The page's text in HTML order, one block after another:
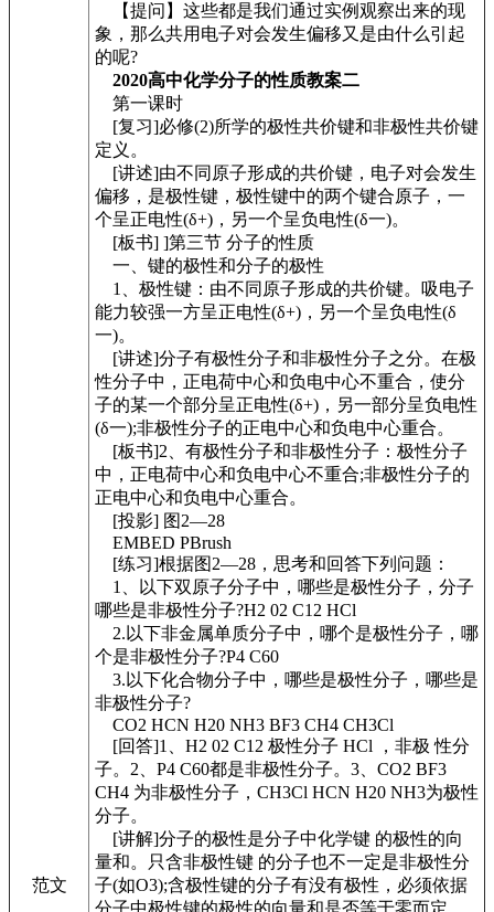
范文
【提问】这些都是我们通过实例观察出来的现
象，那么共用电子对会发生偏移又是由什么引起
的呢?
2020高中化学分子的性质教案二
第一课时
[复习]必修(2)所学的极性共价键和非极性共价键
定义。
[讲述]由不同原子形成的共价键，电子对会发生
偏移，是极性键，极性键中的两个键合原子，一
个呈正电性(δ+)，另一个呈负电性(δ一)。
[板书] ]第三节 分子的性质
一、键的极性和分子的极性
1、极性键：由不同原子形成的共价键。吸电子
能力较强一方呈正电性(δ+)，另一个呈负电性(δ
一)。
[讲述]分子有极性分子和非极性分子之分。在极
性分子中，正电荷中心和负电中心不重合，使分
子的某一个部分呈正电性(δ+)，另一部分呈负电性
(δ一);非极性分子的正电中心和负电中心重合。
[板书]2、有极性分子和非极性分子：极性分子
中，正电荷中心和负电中心不重合;非极性分子的
正电中心和负电中心重合。
[投影] 图2—28
EMBED PBrush
[练习]根据图2—28，思考和回答下列问题：
1、以下双原子分子中，哪些是极性分子，分子
哪些是非极性分子?H2 02 C12 HCl
2.以下非金属单质分子中，哪个是极性分子，哪
个是非极性分子?P4 C60
3.以下化合物分子中，哪些是极性分子，哪些是
非极性分子?
CO2 HCN H20 NH3 BF3 CH4 CH3Cl
[回答]1、H2 02 C12 极性分子 HCl ，非极 性分
子。2、P4 C60都是非极性分子。3、CO2 BF3
CH4 为非极性分子，CH3Cl HCN H20 NH3为极性
分子。
[讲解]分子的极性是分子中化学键 的极性的向
量和。只含非极性键 的分子也不一定是非极性分
子(如O3);含极性键的分子有没有极性，必须依据
分子中极性键的极性的向量和是否等于零而定。